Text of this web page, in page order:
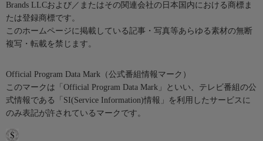
Brands LLCおよび／またはその関連会社の日本国内における商標ま
たは登録商標です。
このホームページに掲載している記事・写真等あらゆる素材の無断
複写・転載を禁じます。
Official Program Data Mark（公式番組情報マーク）
このマークは「Official Program Data Mark」といい、テレビ番組の公
式情報である「SI(Service Information)情報」を利用したサービスに
のみ表記が許されているマークです。